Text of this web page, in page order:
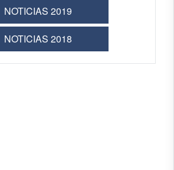
NOTICIAS 2019
NOTICIAS 2018